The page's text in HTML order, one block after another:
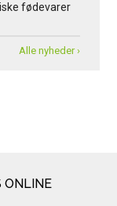
fødevarer
Alle nyheder ›
ONLINE